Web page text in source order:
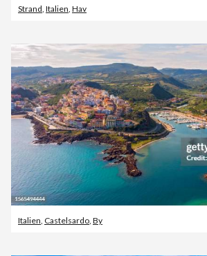
Strand, Italien, Hav
Italien Castelsardo By